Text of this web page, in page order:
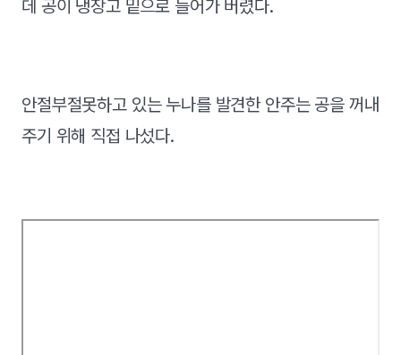
데 공이 냉장고 밑으로 들어가 버렸다.
안절부절못하고 있는 누나를 발견한 안주는 공을 꺼내
주기 위해 직접 나섰다.